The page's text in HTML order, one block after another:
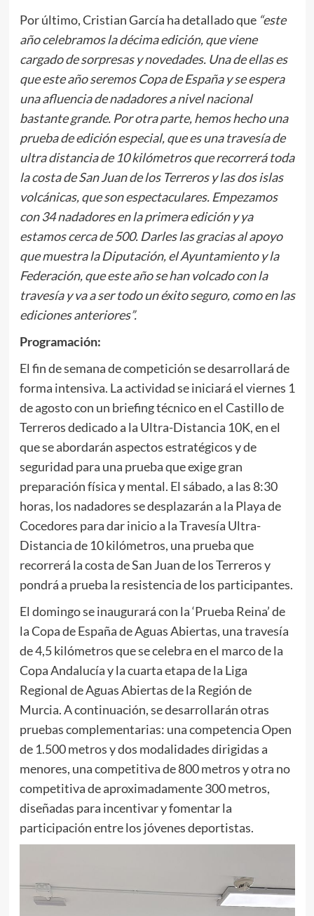
Por último, Cristian García ha detallado que “este
año celebramos la décima edición, que viene
cargado de sorpresas y novedades. Una de ellas es
que este año seremos Copa de España y se espera
una afluencia de nadadores a nivel nacional
bastante grande. Por otra parte, hemos hecho una
prueba de edición especial, que es una travesía de
ultra distancia de 10 kilómetros que recorrerá toda
la costa de San Juan de los Terreros y las dos islas
volcánicas, que son espectaculares. Empezamos
con 34 nadadores en la primera edición y ya
estamos cerca de 500. Darles las gracias al apoyo
que muestra la Diputación, el Ayuntamiento y la
Federación, que este año se han volcado con la
travesía y va a ser todo un éxito seguro, como en las
ediciones anteriores”.
Programación:
El fin de semana de competición se desarrollará de
forma intensiva. La actividad se iniciará el viernes 1
de agosto con un briefing técnico en el Castillo de
Terreros dedicado a la Ultra-Distancia 10K, en el
que se abordarán aspectos estratégicos y de
seguridad para una prueba que exige gran
preparación física y mental. El sábado, a las 8:30
horas, los nadadores se desplazarán a la Playa de
Cocedores para dar inicio a la Travesía Ultra-
Distancia de 10 kilómetros, una prueba que
recorrerá la costa de San Juan de los Terreros y
pondrá a prueba la resistencia de los participantes.
El domingo se inaugurará con la ‘Prueba Reina’ de
la Copa de España de Aguas Abiertas, una travesía
de 4,5 kilómetros que se celebra en el marco de la
Copa Andalucía y la cuarta etapa de la Liga
Regional de Aguas Abiertas de la Región de
Murcia. A continuación, se desarrollarán otras
pruebas complementarias: una competencia Open
de 1.500 metros y dos modalidades dirigidas a
menores, una competitiva de 800 metros y otra no
competitiva de aproximadamente 300 metros,
diseñadas para incentivar y fomentar la
participación entre los jóvenes deportistas.